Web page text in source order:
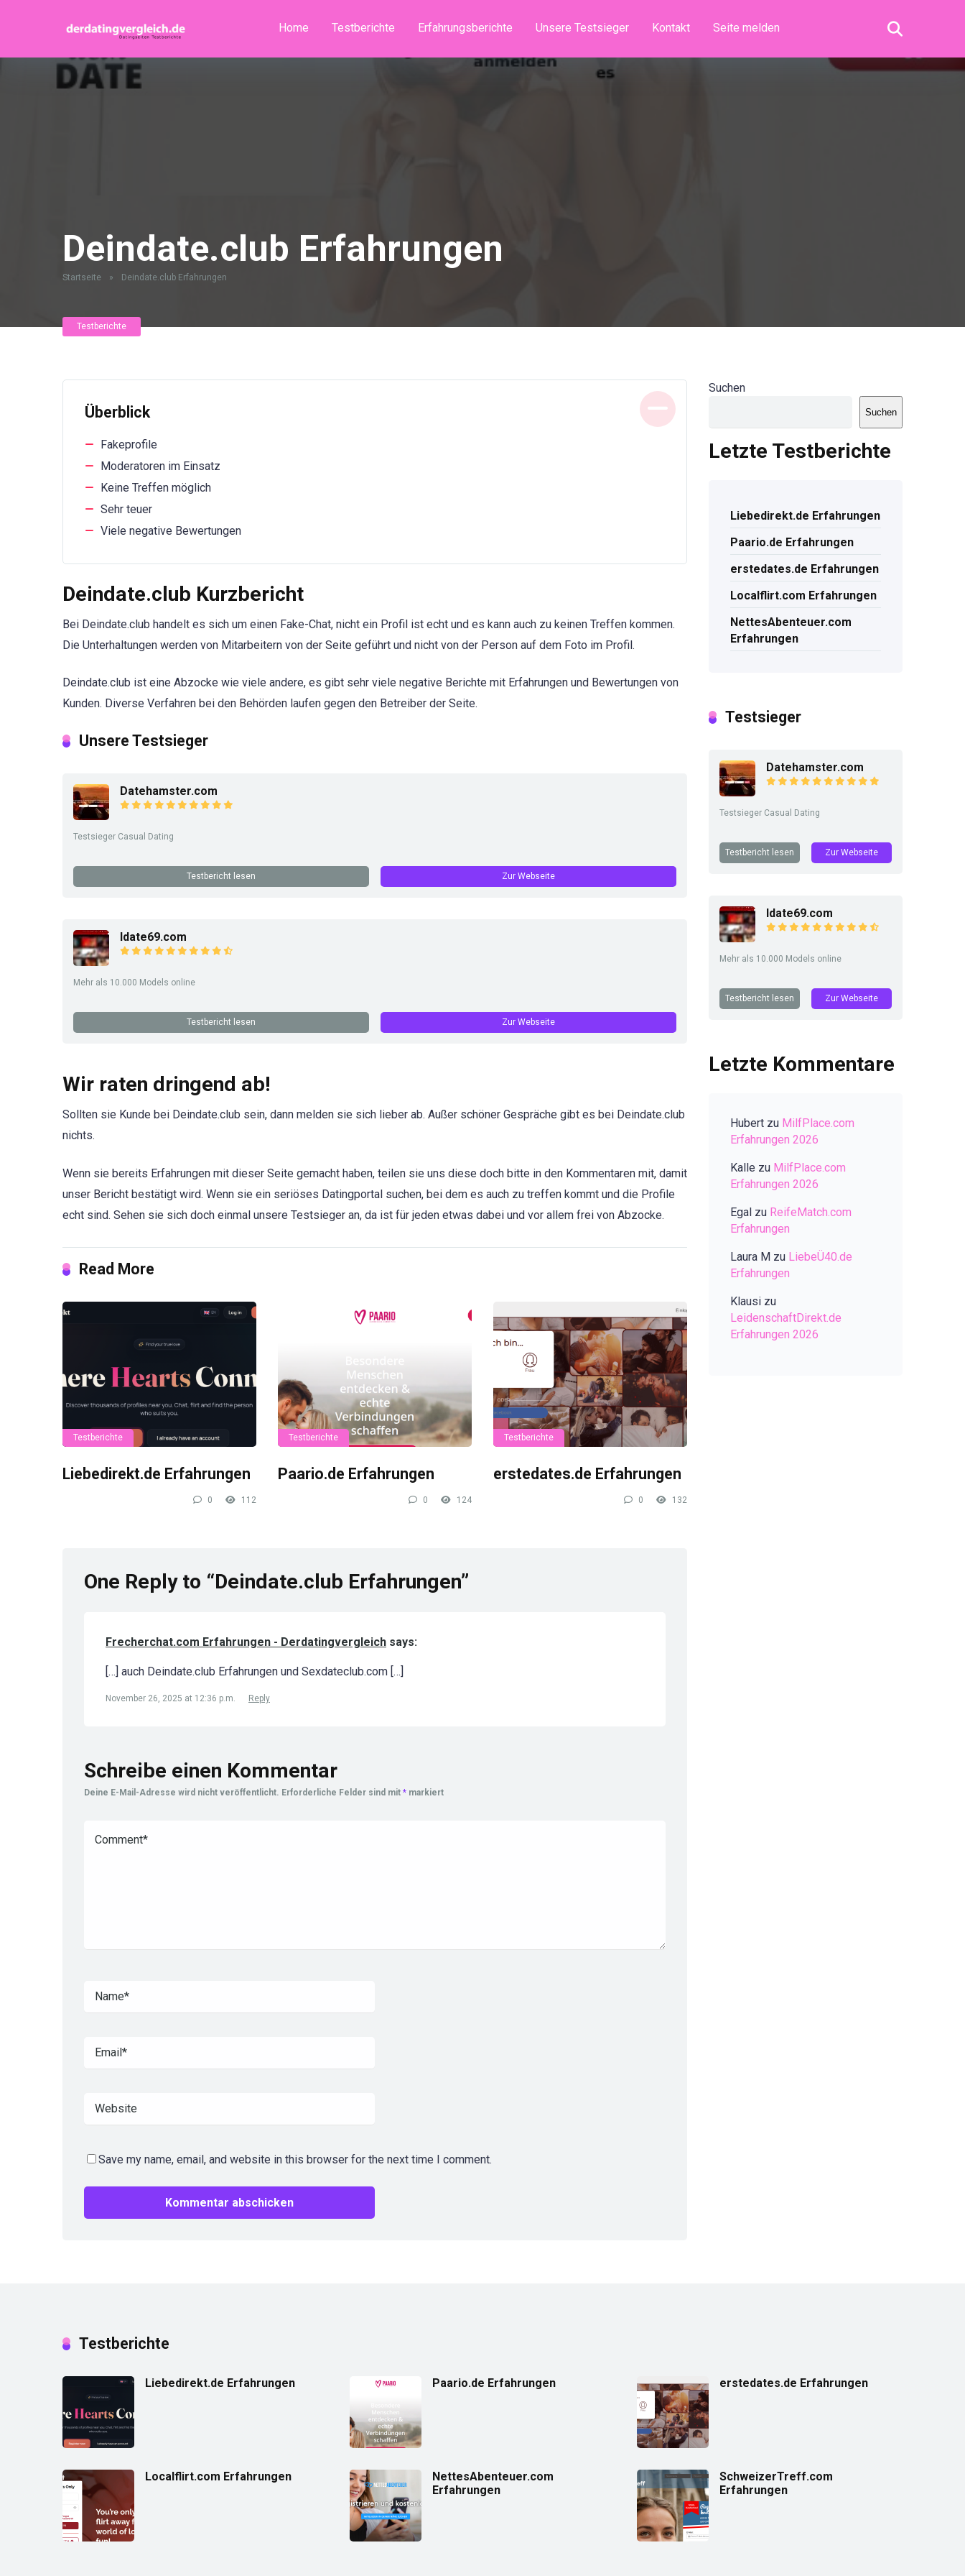
Home Testberichte Erfahrungsberichte Unsere Testsieger Kontakt Seite melden
Deindate.club Erfahrungen
Startseite » Deindate.club Erfahrungen
Testberichte
Überblick
Fakeprofile
Moderatoren im Einsatz
Keine Treffen möglich
Sehr teuer
Viele negative Bewertungen
Deindate.club Kurzbericht
Bei Deindate.club handelt es sich um einen Fake-Chat, nicht ein Profil ist echt und es kann auch zu keinen Treffen kommen.
Die Unterhaltungen werden von Mitarbeitern von der Seite geführt und nicht von der Person auf dem Foto im Profil.
Deindate.club ist eine Abzocke wie viele andere, es gibt sehr viele negative Berichte mit Erfahrungen und Bewertungen von
Kunden. Diverse Verfahren bei den Behörden laufen gegen den Betreiber der Seite.
Unsere Testsieger
Datehamster.com
Testsieger Casual Dating
Testbericht lesen Zur Webseite
Idate69.com
Mehr als 10.000 Models online
Testbericht lesen Zur Webseite
Wir raten dringend ab!
Sollten sie Kunde bei Deindate.club sein, dann melden sie sich lieber ab. Außer schöner Gespräche gibt es bei Deindate.club
nichts.
Wenn sie bereits Erfahrungen mit dieser Seite gemacht haben, teilen sie uns diese doch bitte in den Kommentaren mit, damit
unser Bericht bestätigt wird. Wenn sie ein seriöses Datingportal suchen, bei dem es auch zu treffen kommt und die Profile
echt sind. Sehen sie sich doch einmal unsere Testsieger an, da ist für jeden etwas dabei und vor allem frei von Abzocke.
Read More
Testberichte
Liebedirekt.de Erfahrungen
0 112
Testberichte
Paario.de Erfahrungen
0 124
Testberichte
erstedates.de Erfahrungen
0 132
One Reply to “Deindate.club Erfahrungen”
Frecherchat.com Erfahrungen - Derdatingvergleich says:
[…] auch Deindate.club Erfahrungen und Sexdateclub.com […]
November 26, 2025 at 12:36 p.m. Reply
Schreibe einen Kommentar
Deine E-Mail-Adresse wird nicht veröffentlicht. Erforderliche Felder sind mit * markiert
Save my name, email, and website in this browser for the next time I comment.
Suchen
Suchen
Letzte Testberichte
Liebedirekt.de Erfahrungen
Paario.de Erfahrungen
erstedates.de Erfahrungen
Localflirt.com Erfahrungen
NettesAbenteuer.com
Erfahrungen
Testsieger
Datehamster.com
Testsieger Casual Dating
Testbericht lesen Zur Webseite
Idate69.com
Mehr als 10.000 Models online
Testbericht lesen Zur Webseite
Letzte Kommentare
Hubert zu MilfPlace.com
Erfahrungen 2026
Kalle zu MilfPlace.com
Erfahrungen 2026
Egal zu ReifeMatch.com
Erfahrungen
Laura M zu LiebeÜ40.de
Erfahrungen
Klausi zu
LeidenschaftDirekt.de
Erfahrungen 2026
Testberichte
Liebedirekt.de Erfahrungen Paario.de Erfahrungen erstedates.de Erfahrungen
Localflirt.com Erfahrungen
NettesAbenteuer.com
Erfahrungen
SchweizerTreff.com
Erfahrungen